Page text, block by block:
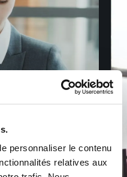
personnaliser le contenu
relatives aux